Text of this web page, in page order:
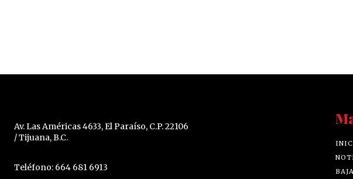
Av. Las Américas 4633, El Paraíso, C.P. 22106
/ Tijuana, B.C.
Teléfono: 664 681 6913